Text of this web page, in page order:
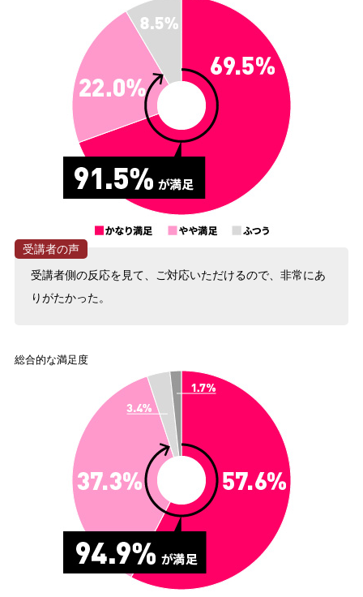
受講者側の反応を見て、ご対応いただけるので、非常にあ
りがたかった。
総合的な満足度